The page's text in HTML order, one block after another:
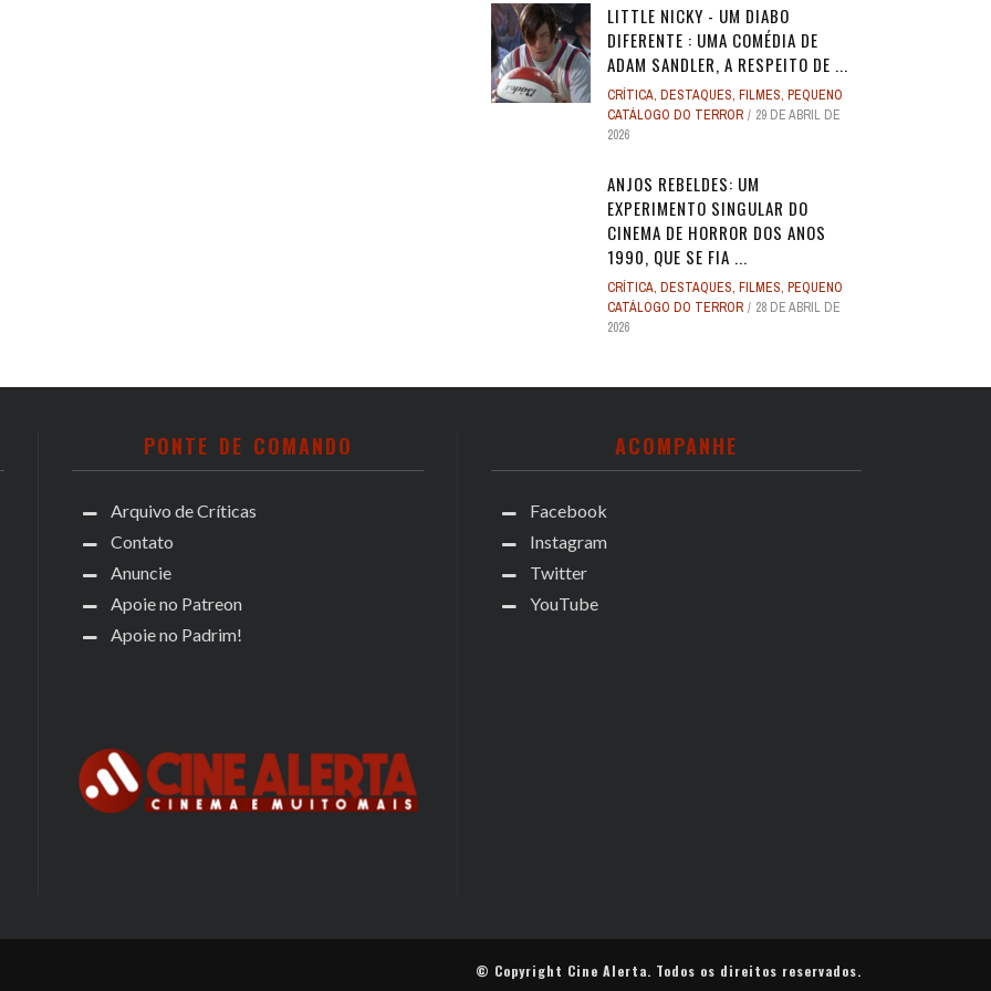
LITTLE NICKY - UM DIABO
DIFERENTE : UMA COMÉDIA DE
ADAM SANDLER, A RESPEITO DE ...
CRÍTICA, DESTAQUES, FILMES, PEQUENO
CATÁLOGO DO TERROR
29 DE ABRIL DE
2026
ANJOS REBELDES: UM
EXPERIMENTO SINGULAR DO
CINEMA DE HORROR DOS ANOS
1990, QUE SE FIA ...
CRÍTICA, DESTAQUES, FILMES, PEQUENO
CATÁLOGO DO TERROR
28 DE ABRIL DE
2026
PONTE DE COMANDO
Arquivo de Críticas
Contato
Anuncie
Apoie no Patreon
Apoie no Padrim!
ACOMPANHE
Facebook
Instagram
Twitter
YouTube
© Copyright Cine Alerta. Todos os direitos reservados.